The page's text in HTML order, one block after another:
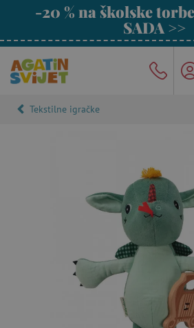
-20 % na školske
SADA >>
Tekstilne igračke